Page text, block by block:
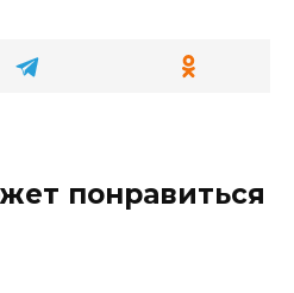
понравиться